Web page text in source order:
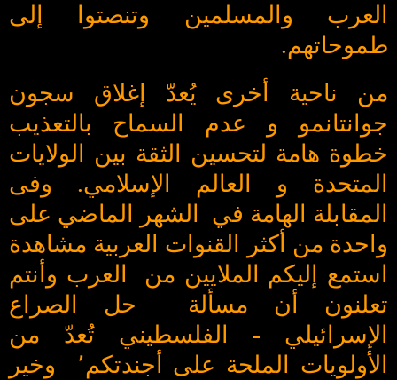
العرب والمسلمين وتنصتوا إلى
طموحاتهم.
من ناحية أخرى يُعدّ إغلاق سجون
جوانتانمو و عدم السماح بالتعذيب
خطوة هامة لتحسين الثقة بين الولايات
المتحدة و العالم الإسلامي. وفى
المقابلة الهامة في الشهر الماضي على
واحدة من أكثر القنوات العربية مشاهدة
استمع إليكم الملايين من العرب وأنتم
تعلنون أن مسألة حل الصراع
الإسرائيلي - الفلسطيني تُعدّ من
الأولويات الملحة على أجندتكم٬ وخير